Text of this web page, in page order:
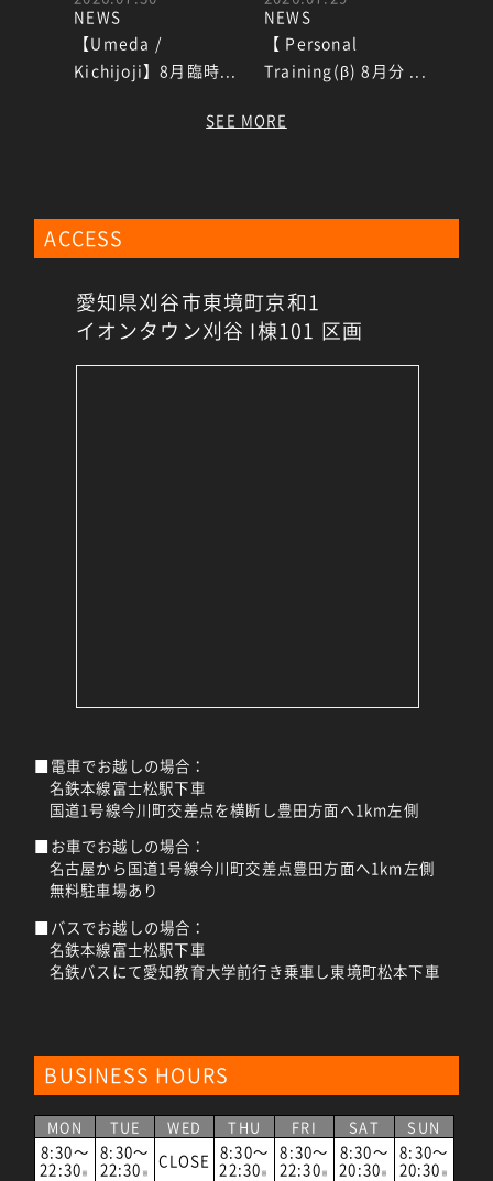
NEWS
【Umeda /
Kichijoji】8月臨時...
NEWS
【 Personal
Training(β) 8月分 ...
SEE MORE
ACCESS
愛知県刈谷市東境町京和1
イオンタウン刈谷 I棟101 区画
■電車でお越しの場合：
名鉄本線富士松駅下車
国道1号線今川町交差点を横断し豊田方面へ1km左側
■お車でお越しの場合：
名古屋から国道1号線今川町交差点豊田方面へ1km左側
無料駐車場あり
■バスでお越しの場合：
名鉄本線富士松駅下車
名鉄バスにて愛知教育大学前行き乗車し東境町松本下車
BUSINESS HOURS
MON
8:30～
22:30 ※
TUE
8:30～
22:30 ※
WED
CLOSE
THU
8:30～
22:30 ※
FRI
8:30～
22:30 ※
SAT
8:30～
20:30 ※
SUN
8:30～
20:30 ※